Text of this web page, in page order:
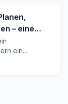
– eine
ein
Excel, E-Mail